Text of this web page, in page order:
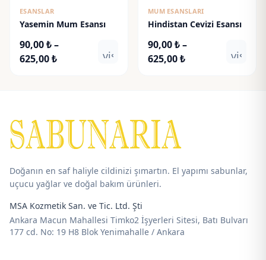
ESANSLAR
Yasemin Mum Esansı
90,00₺–
625,00₺Fiyat
visibility
MUM ESANSLARI
Hindistan Cevizi Esansı
90,00₺–
625,00₺Fiyat
Doğanın en saf haliyle cildinizi şımartın. El yapımı sabunlar,
uçucu yağlar ve doğal bakım ürünleri.
MSA Kozmetik San. ve Tic. Ltd. Şti
Ankara Macun Mahallesi Timko2 İşyerleri Sitesi, Batı Bulvarı
177 cd. No: 19 H8 Blok Yenimahalle / Ankara